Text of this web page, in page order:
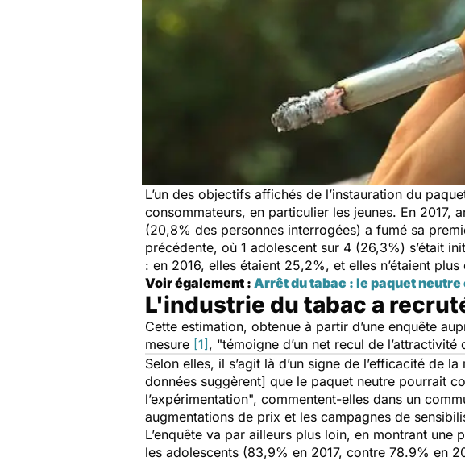
L’un des objectifs affichés de l’instauration du
consommateurs, en particulier les jeunes. En 2017,
(20,8% des personnes interrogées) a fumé sa
précédente, où 1 adolescent sur 4 (26,3%) s’était
: en 2016, elles étaient 25,2%, et elles n’étaient plus
Voir également : Arrêt du tabac : le paquet
L'industrie du tabac a
Cette estimation, obtenue à partir d’une enquête
mesure [1] , "témoigne d’un net recul de
Selon elles, il s’agit là d’un signe de l’efficacité de
données suggèrent] que le paquet neutre pourrait
l’expérimentation", commentent-elles dans un
augmentations de prix et les campagnes de
L’enquête va par ailleurs plus loin, en montrant
les adolescents (83,9% en 2017, contre 78.9% en